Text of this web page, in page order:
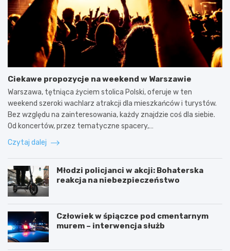
Ciekawe propozycje na weekend w Warszawie
Warszawa, tętniąca życiem stolica Polski, oferuje w ten
weekend szeroki wachlarz atrakcji dla mieszkańców i turystów.
Bez względu na zainteresowania, każdy znajdzie coś dla siebie.
Od koncertów, przez tematyczne spacery,…
Czytaj dalej
Młodzi policjanci w akcji: Bohaterska
reakcja na niebezpieczeństwo
Człowiek w śpiączce pod cmentarnym
murem – interwencja służb